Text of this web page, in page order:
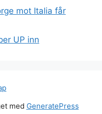
mot Italia får
UP inn
med GeneratePress